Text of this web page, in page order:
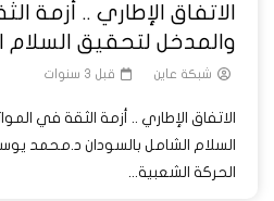
الاتفاق الإطاري .. أزمة
والمدخل لتحقيق السلام
شبكة عاين قبل 3 سنوات
الاتفاق الإطاري .. أزمة الثقة في
السلام الشامل بالسودان د.محمد
الحركة الشعبية...